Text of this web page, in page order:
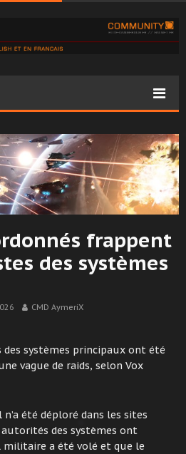
frappent
des systèmes
CMD AymeriX
systèmes principaux ont été
vague de raids, selon Vox
été déploré dans les sites
des systèmes ont
a été volé et que le